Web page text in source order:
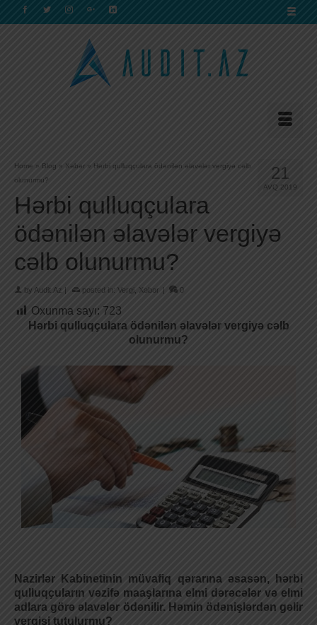
21
AVQ 2019
Home » Blog » Xəbər » Hərbi qulluqçulara ödənilən əlavələr vergiyə cəlb
olunurmu?
Hərbi qulluqçulara
ödənilən əlavələr vergiyə
cəlb olunurmu?
by Audit.Az | posted in: Vergi Xəbər | 0
Oxunma sayı: 723
Hərbi qulluqçulara ödənilən əlavələr vergiyə cəlb
olunurmu?
Nazirlər Kabinetinin müvafiq qərarına əsasən, hərbi
qulluqçuların vəzifə maaşlarına elmi dərəcələr və elmi
adlara görə əlavələr ödənilir. Həmin ödənişlərdən gəlir
vergisi tutulurmu?